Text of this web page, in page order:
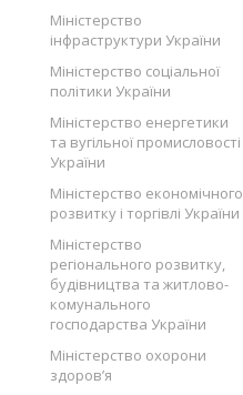
Міністерство
інфраструктури України
Міністерство соціальної
політики України
Міністерство енергетики
та вугільної промисловості
України
Міністерство економічного
розвитку і торгівлі України
Міністерство
регіонального розвитку,
будівництва та житлово-
комунального
господарства України
Міністерство охорони
здоров’я